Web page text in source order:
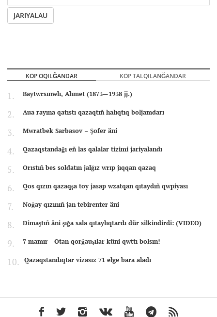
JARIYALAU
KÖP OQILĞANDAR KÖP TALQILANĞANDAR
Baytwrsınwlı, Ahmet (1873—1938 jj.)
Aua rayına qatıstı qazaqtıñ halıqtıq boljamdarı
Mwratbek Sarbasov – Şofer äni
Qazaqstandağı eñ las qalalar tizimi jariyalandı
Orıstıñ bes soldatın jalğız wrıp jıqqan qazaq
Qos qızın qazaqşa toy jasap wzatqan qıtaydıñ qwpiyası
Noğay qızınıñ jan tebirenter äni
Dimaştıñ äni şığa sala qıtaylıqtardı dür silkindirdi: (VIDEO)
7 mamır - Otan qorğauşılar küni qwttı bolsın!
Qazaqstandıqtar vizasız 71 elge bara aladı